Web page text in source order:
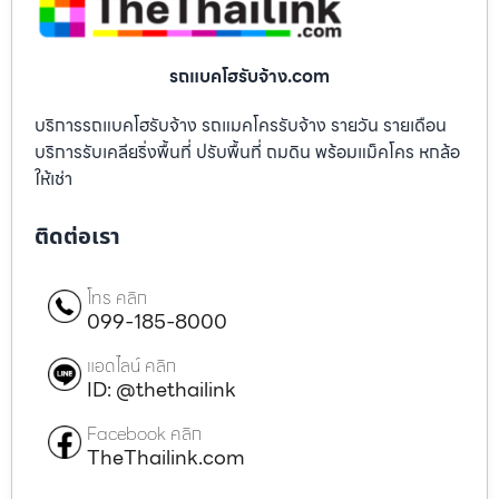
รถแบคโฮรับจ้าง.com
บริการรถแบคโฮรับจ้าง รถแมคโครรับจ้าง รายวัน รายเดือน
บริการรับเคลียริ่งพื้นที่ ปรับพื้นที่ ถมดิน พร้อมแม็คโคร หกล้อ
ให้เช่า
ติดต่อเรา
โทร คลิก
099-185-8000
แอดไลน์ คลิก
ID: @thethailink
Facebook คลิก
TheThailink.com